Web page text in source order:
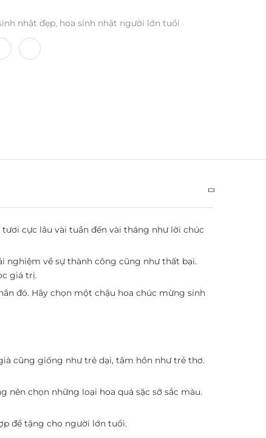
nhật đẹp, hoa sinh nhật người lớn tuổi
cực lâu vài tuần đến vài tháng như lời chúc
nghiệm về sự thành công cũng như thất bại.
giá trị.
đó. Hãy chọn một chậu hoa chúc mừng sinh
cũng giống như trẻ dại, tâm hồn như trẻ thơ.
nên chọn những loại hoa quá sặc sỡ sắc màu.
để tặng cho người lớn tuổi.